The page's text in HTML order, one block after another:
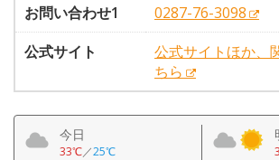
お問い合わせ1
0287-76-3098
公式サイト
公式サイトほか、
ちら
今日
33℃／25℃